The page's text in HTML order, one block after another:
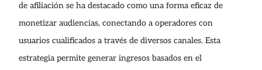
de afiliación se ha destacado como una forma eficaz de
monetizar audiencias, conectando a operadores con
usuarios cualificados a través de diversos canales. Esta
estrategia permite generar ingresos basados en el